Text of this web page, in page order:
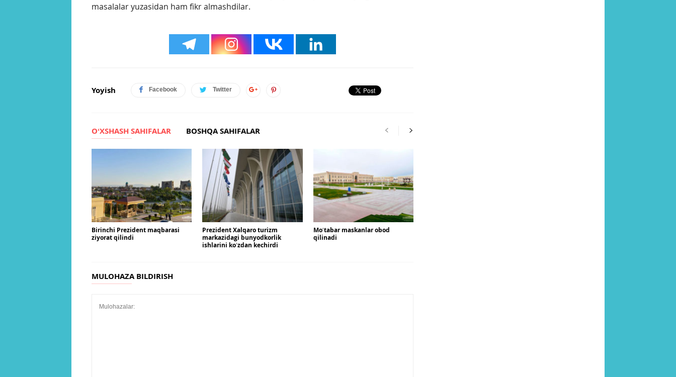
masalalar yuzasidan ham fikr almashdilar.
Yoyish Facebook Twitter
OʻXSHASH SAHIFALAR BOSHQA SAHIFALAR
Birinchi Prezident maqbarasi
ziyorat qilindi
Prezident Xalqaro turizm
markazidagi bunyodkorlik
ishlarini koʻzdan kechirdi
Moʻtabar maskanlar obod
qilinadi
MULOHAZA BILDIRISH